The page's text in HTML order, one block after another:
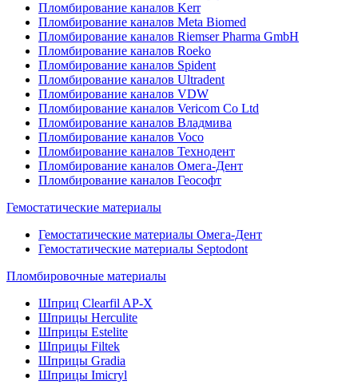
Пломбирование каналов Kerr
Пломбирование каналов Meta Biomed
Пломбирование каналов Riemser Pharma GmbH
Пломбирование каналов Roeko
Пломбирование каналов Spident
Пломбирование каналов Ultradent
Пломбирование каналов VDW
Пломбирование каналов Vericom Co Ltd
Пломбирование каналов Владмива
Пломбирование каналов Voco
Пломбирование каналов Технодент
Пломбирование каналов Омега-Дент
Пломбирование каналов Геософт
Гемостатические материалы
Гемостатические материалы Омега-Дент
Гемостатические материалы Septodont
Пломбировочные материалы
Шприц Clearfil AP-X
Шприцы Herculite
Шприцы Estelite
Шприцы Filtek
Шприцы Gradia
Шприцы Imicryl